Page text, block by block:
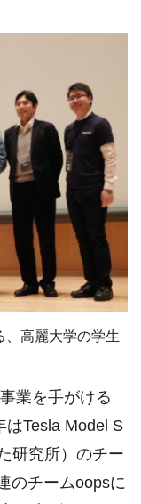
、高麗大学の学生
業を手がける
はTesla Model S
研究所）のチー
のチームoopsに